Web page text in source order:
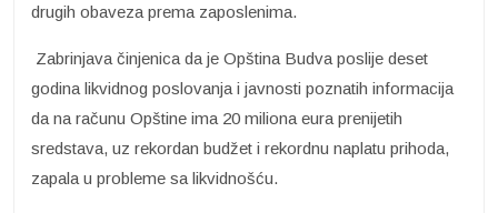
drugih obaveza prema zaposlenima.
Zabrinjava činjenica da je Opština Budva poslije deset
godina likvidnog poslovanja i javnosti poznatih informacija
da na računu Opštine ima 20 miliona eura prenijetih
sredstava, uz rekordan budžet i rekordnu naplatu prihoda,
zapala u probleme sa likvidnošću.